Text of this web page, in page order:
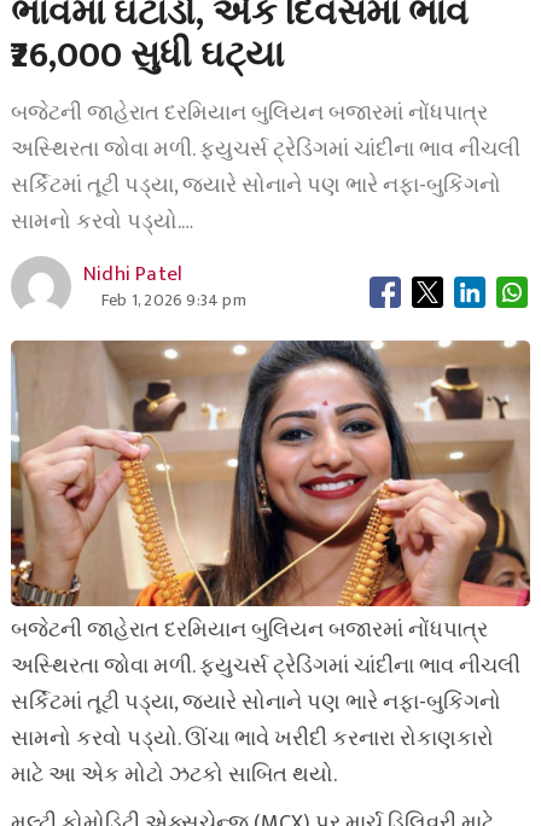
ભાવમાં ઘટાડો, એક દિવસમાં ભાવ
₹26,000 સુધી ઘટ્યા
બજેટની જાહેરાત દરમિયાન બુલિયન બજારમાં નોંધપાત્ર
અસ્થિરતા જોવા મળી. ફ્યુચર્સ ટ્રેડિંગમાં ચાંદીના ભાવ નીચલી
સર્કિટમાં તૂટી પડ્યા, જ્યારે સોનાને પણ ભારે નફા-બુકિંગનો
સામનો કરવો પડ્યો.…
Nidhi Patel
Feb 1, 2026 9:34 pm
બજેટની જાહેરાત દરમિયાન બુલિયન બજારમાં નોંધપાત્ર
અસ્થિરતા જોવા મળી. ફ્યુચર્સ ટ્રેડિંગમાં ચાંદીના ભાવ નીચલી
સર્કિટમાં તૂટી પડ્યા, જ્યારે સોનાને પણ ભારે નફા-બુકિંગનો
સામનો કરવો પડ્યો. ઊંચા ભાવે ખરીદી કરનારા રોકાણકારો
માટે આ એક મોટો ઝટકો સાબિત થયો.